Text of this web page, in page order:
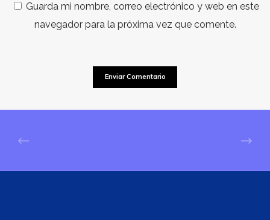
Guarda mi nombre, correo electrónico y web en este
navegador para la próxima vez que comente.